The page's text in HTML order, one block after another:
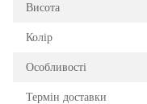
Висота
Колір
Особливості
Термін доставки